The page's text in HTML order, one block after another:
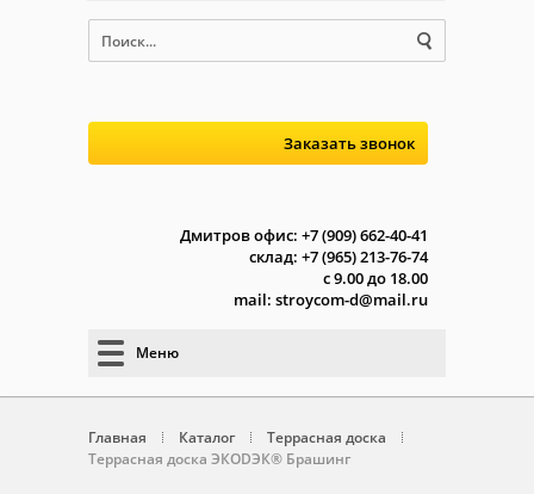
Заказать звонок
Дмитров офис: +7 (909) 662-40-41
склад: +7 (965) 213-76-74
с 9.00 до 18.00
mail: stroycom-d@mail.ru
Меню
Главная Каталог
Террасная доска
Террасная доска ЭКОDЭК® Брашинг